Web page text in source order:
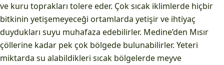
ve kuru toprakları tolere eder. Çok sıcak iklimlerde hiçbir
bitkinin yetişemeyeceği ortamlarda yetişir ve ihtiyaç
duydukları suyu muhafaza edebilirler. Medine’den Mısır
çöllerine kadar pek çok bölgede bulunabilirler. Yeteri
miktarda su alabildikleri sıcak bölgelerde meyve